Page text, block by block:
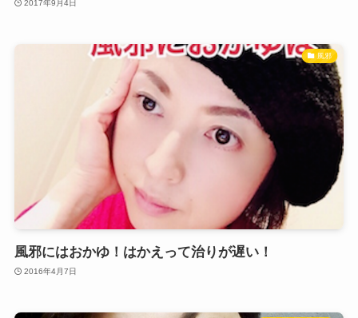
2017年9月4日
風邪
風邪にはおかゆ！はかえって治りが遅い！
2016年4月7日